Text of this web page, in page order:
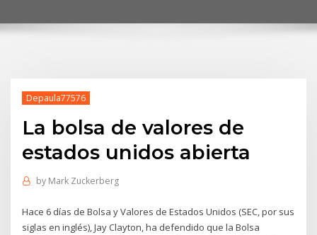
Depaula77576
La bolsa de valores de
estados unidos abierta
by Mark Zuckerberg
Hace 6 días de Bolsa y Valores de Estados Unidos (SEC, por sus
siglas en inglés), Jay Clayton, ha defendido que la Bolsa